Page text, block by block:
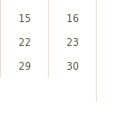
15
16
22
23
29
30